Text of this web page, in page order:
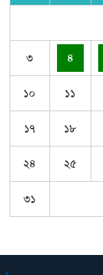
৩ ৪
১০ ১১
১৭ ১৮
২৪ ২৫
৩১